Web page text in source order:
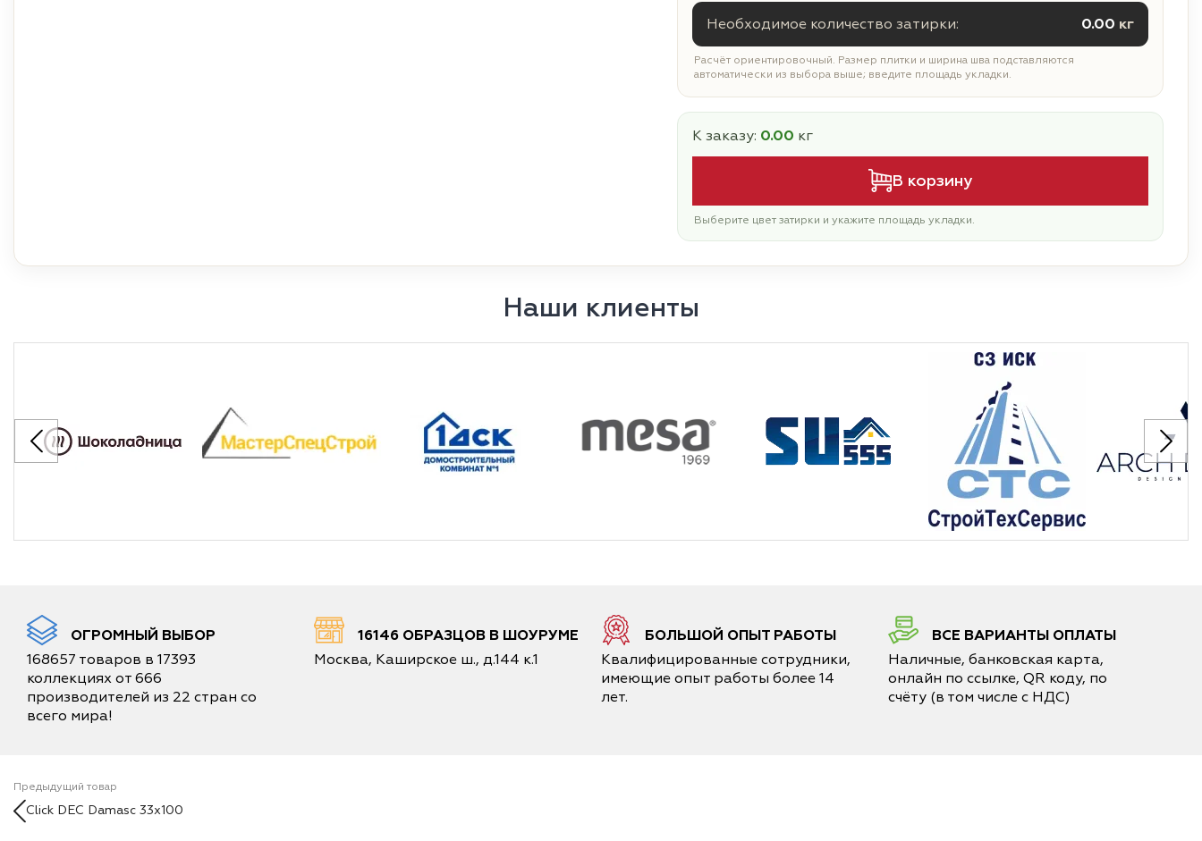
Необходимое количество затирки: 0.00 кг
Расчёт ориентировочный. Размер плитки и ширина шва подставляются
автоматически из выбора выше; введите площадь укладки.
К заказу: 0.00 кг
В корзину
Выберите цвет затирки и укажите площадь укладки.
Наши клиенты
ОГРОМНЫЙ ВЫБОР
168657 товаров в 17393
коллекциях от 666
производителей из 22 стран со
всего мира!
16146 ОБРАЗЦОВ В ШОУРУМЕ
Москва, Каширское ш., д.144 к.1
БОЛЬШОЙ ОПЫТ РАБОТЫ
Квалифицированные сотрудники,
имеющие опыт работы более 14
лет.
ВСЕ ВАРИАНТЫ ОПЛАТЫ
Наличные, банковская карта,
онлайн по ссылке, QR коду, по
счёту (в том числе с НДС)
Предыдущий товар
Click DEC Damasc 33x100